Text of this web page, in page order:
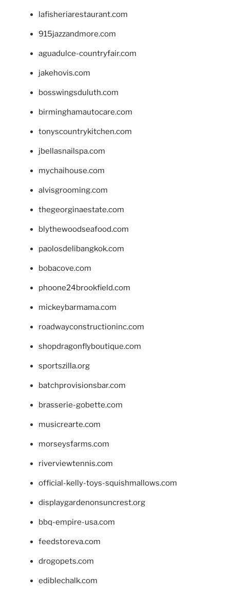
lafisheriarestaurant.com
915jazzandmore.com
aguadulce-countryfair.com
jakehovis.com
bosswingsduluth.com
birminghamautocare.com
tonyscountrykitchen.com
jbellasnailspa.com
mychaihouse.com
alvisgrooming.com
thegeorginaestate.com
blythewoodseafood.com
paolosdelibangkok.com
bobacove.com
phoone24brookfield.com
mickeybarmama.com
roadwayconstructioninc.com
shopdragonflyboutique.com
sportszilla.org
batchprovisionsbar.com
brasserie-gobette.com
musicrearte.com
morseysfarms.com
riverviewtennis.com
official-kelly-toys-squishmallows.com
displaygardenonsuncrest.org
bbq-empire-usa.com
feedstoreva.com
drogopets.com
ediblechalk.com